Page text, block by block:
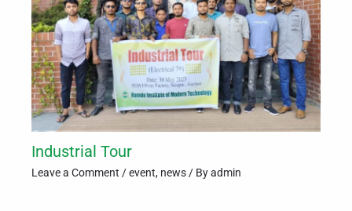
Industrial Tour
Leave a Comment /event, news / Byadmin